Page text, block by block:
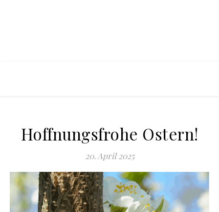
Hoffnungsfrohe Ostern!
20. April 2025